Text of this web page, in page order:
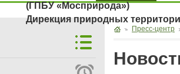
(ГПБУ «Мосприрода»)
Дирекция природных
Экоцентр
Услуги
Пресс-центр